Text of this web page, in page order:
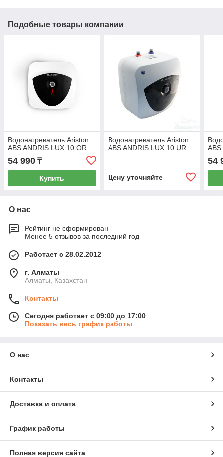
Подобные товары компании
Водонагреватель Ariston
ABS ANDRIS LUX 10 OR
54 990 ₸
Купить
Водонагреватель Ariston
ABS ANDRIS LUX 10 UR
Цену уточняйте
ABS
54
О нас
Рейтинг не сформирован
Менее 5 отзывов за последний год
Работает с 28.02.2012
г. Алматы
Алматы, Казахстан
Контакты
Сегодня работает с 09:00 до 17:00
Показать весь график работы
О нас
Контакты
Доставка и оплата
График работы
Полная версия сайта